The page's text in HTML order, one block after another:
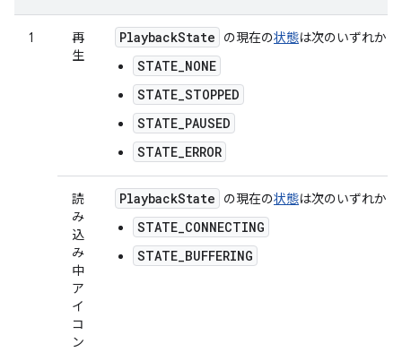
1
再
生
PlaybackState の現在の状態は次のいずれかで
STATE_NONE
STATE_STOPPED
STATE_PAUSED
STATE_ERROR
読
み
込
み
中
ア
イ
コ
ン
PlaybackState の現在の状態は次のいずれかで
STATE_CONNECTING
STATE_BUFFERING